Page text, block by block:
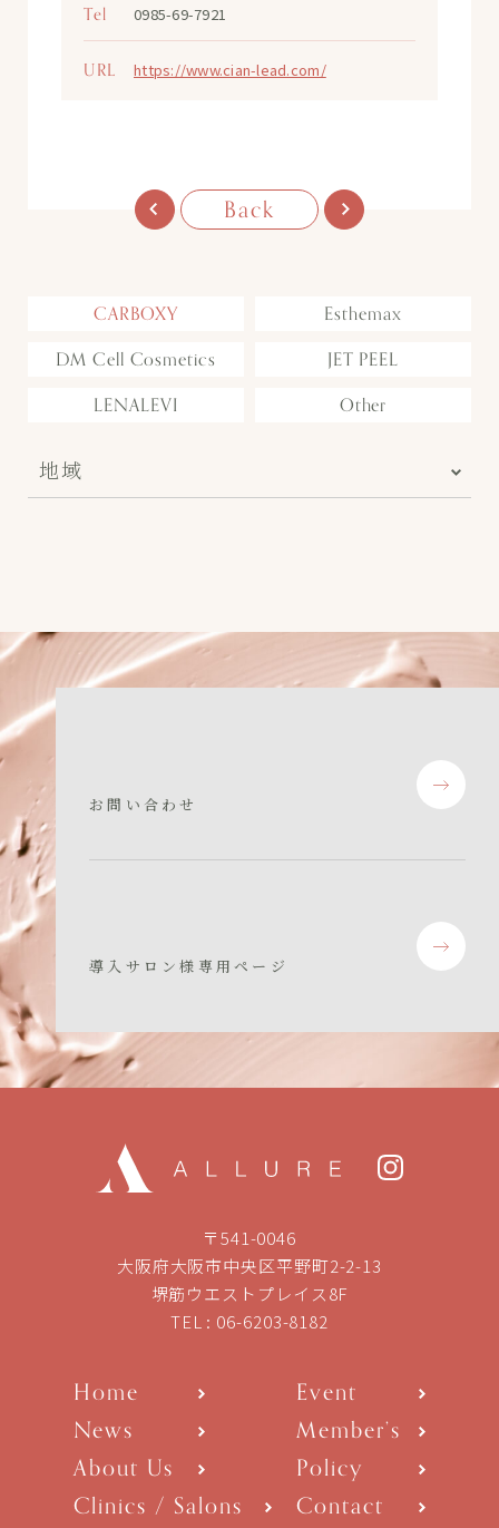
Tel 0985-69-7921
URL https://www.cian-lead.com/
Back
CARBOXY
Esthemax
DM Cell Cosmetics
JET PEEL
LENALEVI
Other
地域
お問い合わせ
導入サロン様専用ページ
〒541-0046
大阪府大阪市中央区平野町2-2-13
堺筋ウエストプレイス8F
TEL : 06-6203-8182
Home
Event
News
Member’s
About Us
Policy
Clinics / Salons
Contact